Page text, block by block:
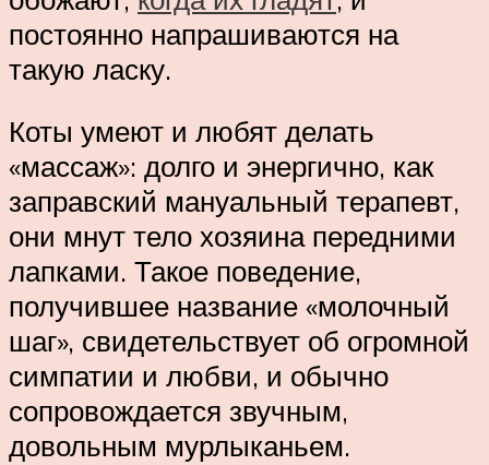
постоянно напрашиваются на
такую ласку.
Коты умеют и любят делать
«массаж»: долго и энергично, как
заправский мануальный терапевт,
они мнут тело хозяина передними
лапками. Такое поведение,
получившее название «молочный
шаг», свидетельствует об огромной
симпатии и любви, и обычно
сопровождается звучным,
довольным мурлыканьем.